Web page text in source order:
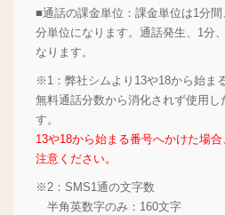
■通話の課金単位：課金単位は1分
分単位になります。通話発生、1分
なります。
※1：弊社シムより13や18から始ま
無料通話分数から消化されず使用し
す。
13や18から始まる番号へかけた場
注意ください。
※2：SMS1通の文字数
半角英数字のみ：160文字